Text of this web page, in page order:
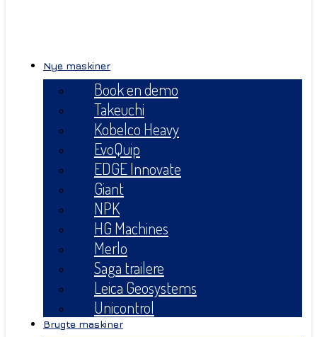
Nye maskiner
Book en demo
Takeuchi
Kobelco Heavy
EvoQuip
EDGE Innovate
Giant
NPK
HG Machines
Merlo
Saga trailere
Leica Geosystems
Unicontrol
Brugte maskiner